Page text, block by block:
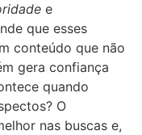
e
que esses
conteúdo que não
gera confiança
quando
O
nas buscas e,